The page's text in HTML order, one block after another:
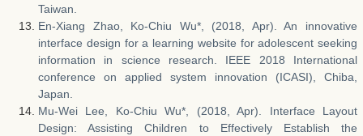
Taiwan.
En-Xiang Zhao, Ko-Chiu Wu*, (2018, Apr). An innovative
interface design for a learning website for adolescent seeking
information in science research. IEEE 2018 International
conference on applied system innovation (ICASI), Chiba,
Japan.
Mu-Wei Lee, Ko-Chiu Wu*, (2018, Apr). Interface Layout
Design: Assisting Children to Effectively Establish the